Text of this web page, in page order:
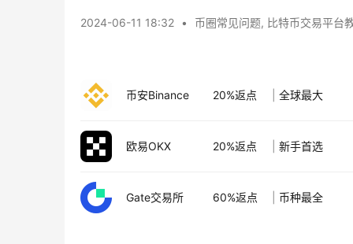
2024-06-11 18:32 • 币圈常见问题, 比特币交易平台
币安Binance 20%返点 全球最大
欧易OKX 20%返点 新手首选
Gate交易所 60%返点 币种最全